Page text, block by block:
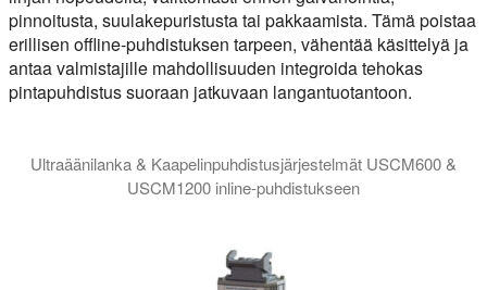
pinnoitusta, suulakepuristusta tai pakkaamista. Tämä poistaa
erillisen offline-puhdistuksen tarpeen, vähentää käsittelyä ja
antaa valmistajille mahdollisuuden integroida tehokas
pintapuhdistus suoraan jatkuvaan langantuotantoon.
Ultraäänilanka & Kaapelinpuhdistusjärjestelmät USCM600 &
USCM1200 inline-puhdistukseen